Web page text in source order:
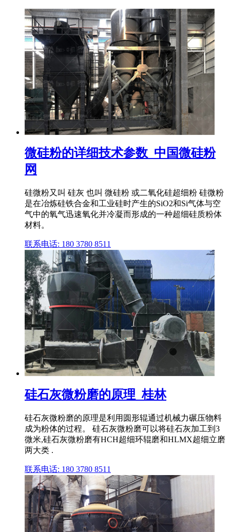
微硅粉的详细技术参数_中国微硅粉
网
硅微粉又叫 硅灰 也叫 微硅粉 或二氧化硅超细粉 硅微粉
是在冶炼硅铁合金和工业硅时产生的SiO2和Si气体与空
气中的氧气迅速氧化并冷凝而形成的一种超细硅质粉体
材料。
联系电话: 180 3780 8511
硅石灰微粉磨的原理_桂林
硅石灰微粉磨的原理是利用圆形辊通过机械力碾压物料
成为粉体的过程。 硅石灰微粉磨可以将硅石灰加工到3
微米,硅石灰微粉磨有HCH超细环辊磨和HLMX超细立磨
两大类 .
联系电话: 180 3780 8511